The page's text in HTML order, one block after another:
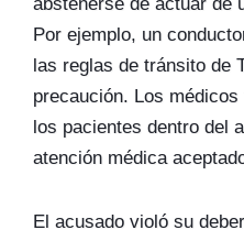
Por ejemplo, un
las reglas de tránsito de
precaución. Los
los pacientes dentro del
atención médica
El acusado violó su